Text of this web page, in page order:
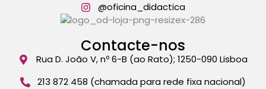
@oficina_didactica
Contacte-nos
Rua D. João V, nº 6-B (ao Rato); 1250-090 Lisboa
213 872 458 (chamada para rede fixa nacional)